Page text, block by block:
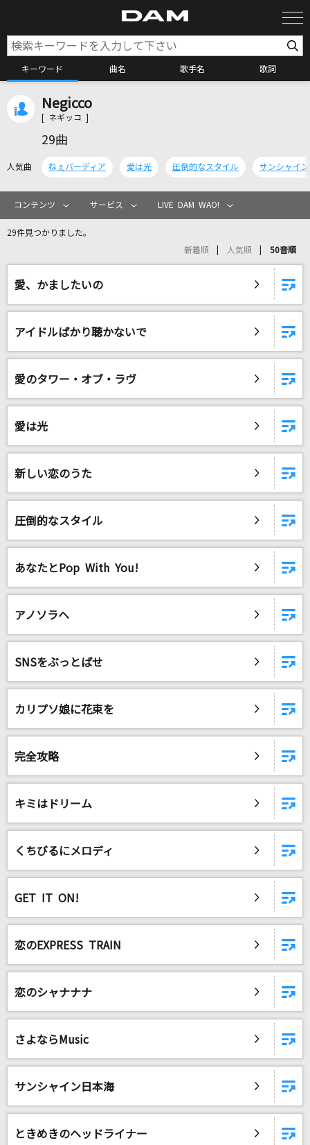
キーワード 曲名 歌手名 歌詞
カラオケリクエスト
リアルタイムで歌われている曲の一覧
[生音]春泥棒
ヨルシカ
ワルキューレ
ESCAPE
ウィーアー!
きただにひろし
TV版 ジューキーズこうじちゅう!
つじあやの
[生音]again
モザイクロール
DECO*27
lulu.
Mrs. GREEN APPLE
ウィークエンド
DAMの新曲・ランキングなど
DAMに会員登録・ログインして
自宅でカラオケ歌い放題！
Negicco
[ ネギッコ ]
29曲
人気曲 ねぇバーディア 愛は光 圧倒的なスタイル サンシャイ
コンテンツ サービス LIVE DAM WAO!
29件見つかりました。
新着順 人気順 50音順
愛、かましたいの
アイドルばかり聴かないで
愛のタワー・オブ・ラヴ
愛は光
新しい恋のうた
圧倒的なスタイル
あなたとPop With You!
アノソラヘ
SNSをぶっとばせ
カリプソ娘に花束を
完全攻略
キミはドリーム
くちびるにメロディ
GET IT ON!
恋のEXPRESS TRAIN
恋のシャナナナ
さよならMusic
サンシャイン日本海
ときめきのヘッドライナー